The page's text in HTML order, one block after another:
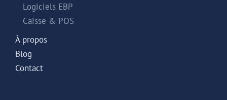
Logiciels EBP
Caisse & POS
À propos
Blog
Contact